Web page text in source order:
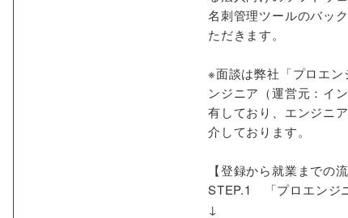
名刺管理ツールのバッ
ただきます。
※面談は弊社「プロエ
ンジニア（運営元：イ
有しており、エンジニ
介しております。
【登録から就業までの流
STEP.1 「プロエンジ
↓